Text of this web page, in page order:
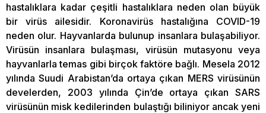
hastalıklara kadar çeşitli hastalıklara neden olan büyük
bir virüs ailesidir. Koronavirüs hastalığına COVID-19
neden olur. Hayvanlarda bulunup insanlara bulaşabiliyor.
Virüsün insanlara bulaşması, virüsün mutasyonu veya
hayvanlarla temas gibi birçok faktöre bağlı. Mesela 2012
yılında Suudi Arabistan’da ortaya çıkan MERS virüsünün
develerden, 2003 yılında Çin’de ortaya çıkan SARS
virüsünün misk kedilerinden bulaştığı biliniyor ancak yeni